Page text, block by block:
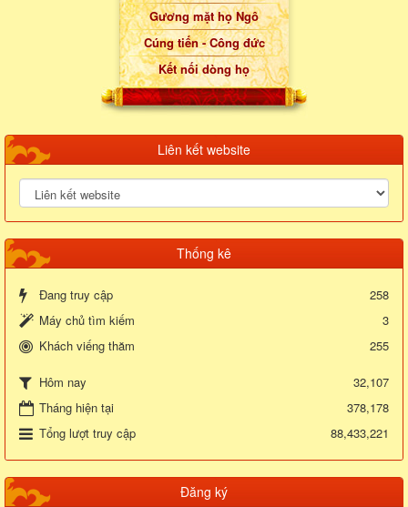
Gương mặt họ Ngô
Cúng tiến - Công đức
Kết nối dòng họ
Liên kết website
Thống kê
Đang truy cập
258
Máy chủ tìm kiếm
3
Khách viếng thăm
255
Hôm nay
32,107
Tháng hiện tại
378,178
Tổng lượt truy cập
88,433,221
Đăng ký